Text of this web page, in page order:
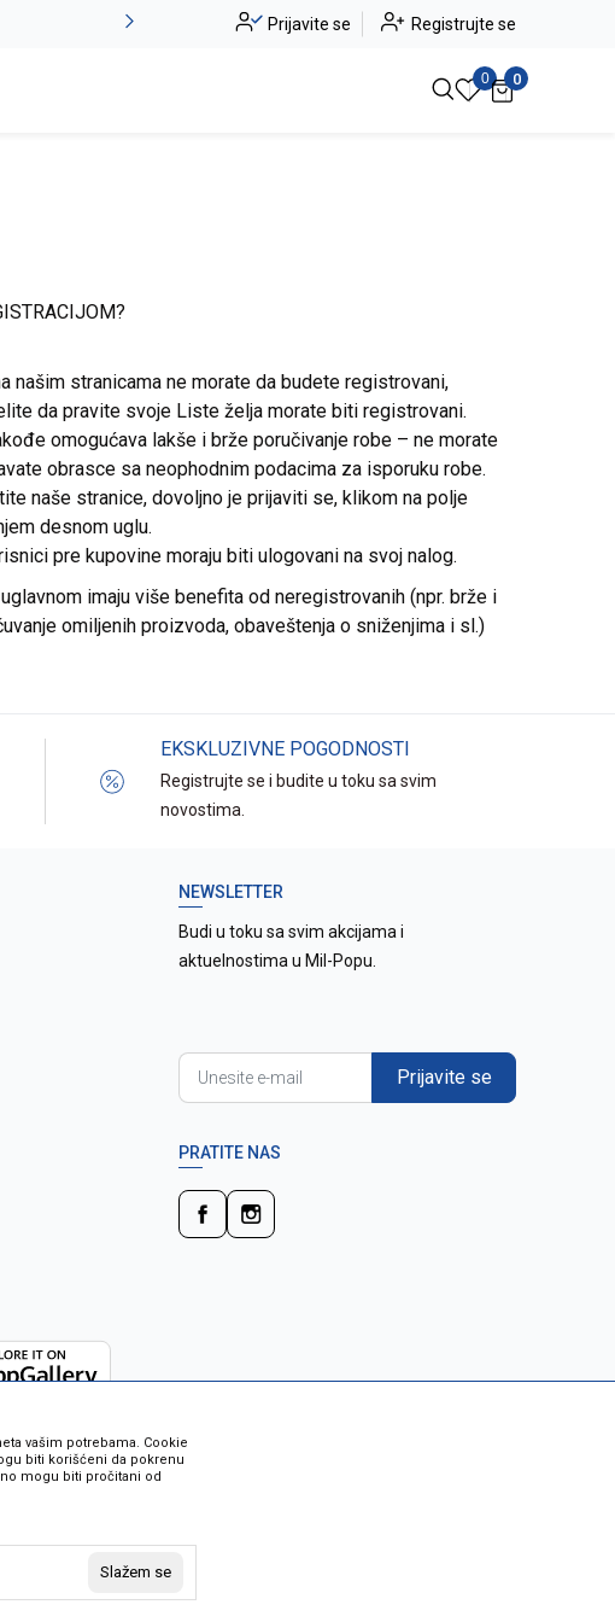
Alma Ras do -50% Pogledaj više
Prijavite se Registrujte se
0 0
našim stranicama ne morate da budete registrovani,
da pravite svoje Liste želja morate biti registrovani.
omogućava lakše i brže poručivanje robe – ne morate
obrasce sa neophodnim podacima za isporuku robe.
naše stranice, dovoljno je prijaviti se, klikom na polje
desnom uglu.
pre kupovine moraju biti ulogovani na svoj nalog.
imaju više benefita od neregistrovanih (npr. brže i
omiljenih proizvoda, obaveštenja o sniženjima i sl.)
EKSKLUZIVNE POGODNOSTI
Registrujte se i budite u toku sa svim
novostima.
NEWSLETTER
Budi u toku sa svim akcijama i
aktuelnostima u Mil-Popu.
Prijavite se
PRATITE NAS
da su sve informacije kompletne i bez
robe možete provjeriti besplatnim
vašim potrebama. Cookie
biti korišćeni da pokrenu
mogu biti pročitani od
Slažem se